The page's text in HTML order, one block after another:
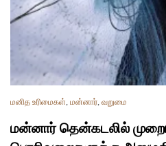
மனித உரிமைகள், மன்னார், வறுமை
மன்னார் தென்கடலில்